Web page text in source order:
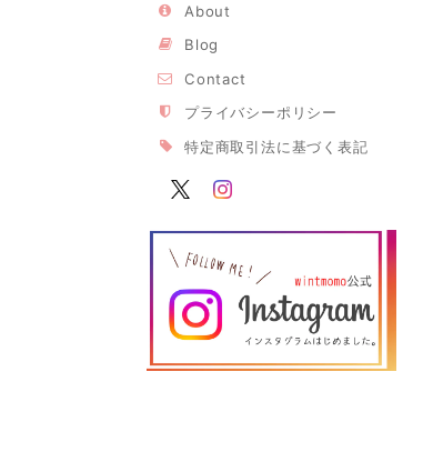
About
Blog
Contact
プライバシーポリシー
特定商取引法に基づく表記